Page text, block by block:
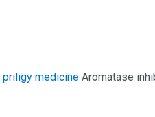
priligy medicine Aromatase